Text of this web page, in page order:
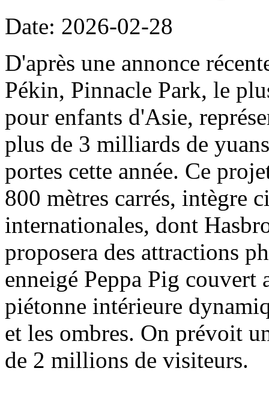
Date: 2026-02-28
D'après une annonce
Pékin, Pinnacle Park, le
pour enfants d'Asie,
plus de 3 milliards de
portes cette année. Ce
800 mètres carrés, intègre
internationales, dont
proposera des attractions
enneigé Peppa Pig couvert
piétonne intérieure
et les ombres. On prévoit
de 2 millions de visiteurs.